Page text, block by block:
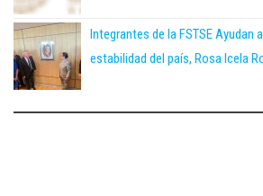
Integrantes de la FSTSE Ayudan
estabilidad del país, Rosa Icela